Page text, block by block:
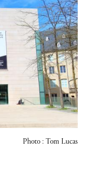
Photo : Tom Lucas